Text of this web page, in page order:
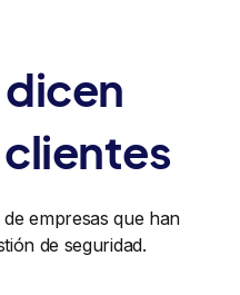
empresas que han
de seguridad.